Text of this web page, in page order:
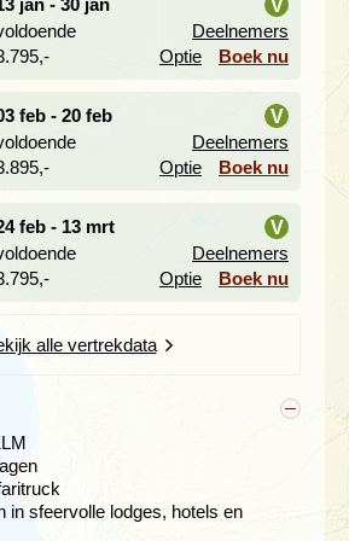
betekent, is het leefgebied
diersoorten en je vindt hier de
witte neushoorn
. In 1999 werden
de Tsessebe, elanden, berg
Het geïsoleerde park werd in
Nelson Mandela en Prins Bernhard,
kwam.
dag het park en rijden naar
park
. We bevinden ons nu in het
jan - 30 jan V
i
Deelnemers
Optie Boek nu
feb - 20 feb V
i
Deelnemers
Optie Boek nu
feb - 13 mrt V
i
Deelnemers
Optie Boek nu
alle vertrekdata
in sfeervolle lodges, hotels en